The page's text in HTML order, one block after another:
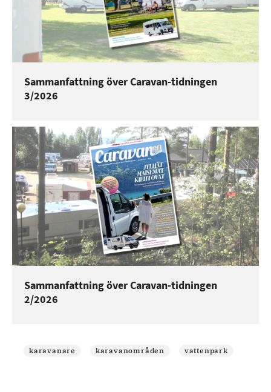
Sammanfattning över Caravan-tidningen
3/2026
Sammanfattning över Caravan-tidningen
2/2026
karavanare karavanområden vattenpark